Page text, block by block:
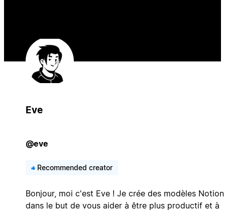
Eve
@eve
Recommended creator
Bonjour, moi c'est Eve ! Je crée des modèles Notion
dans le but de vous aider à être plus productif et à